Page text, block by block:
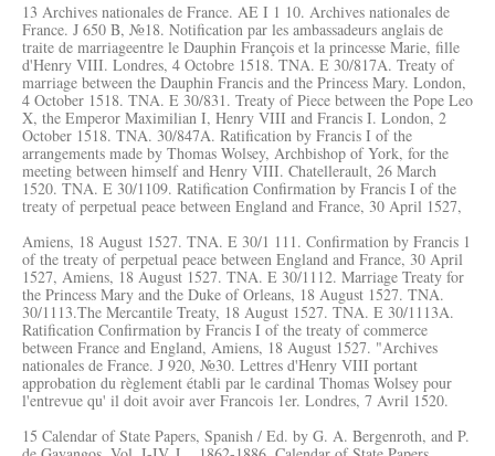
13 Archives nationales de France. AE I 1 10. Archives nationales de
France. J 650 B, №18. Notification par les ambassadeurs anglais de
traite de marriageentre le Dauphin François et la princesse Marie, fille
d'Henry VIII. Londres, 4 Octobre 1518. TNA. E 30/817A. Treaty of
marriage between the Dauphin Francis and the Princess Mary. London,
4 October 1518. TNA. E 30/831. Treaty of Piece between the Pope Leo
X, the Emperor Maximilian I, Henry VIII and Francis I. London, 2
October 1518. TNA. 30/847A. Ratification by Francis I of the
arrangements made by Thomas Wolsey, Archbishop of York, for the
meeting between himself and Henry VIII. Chatellerault, 26 March
1520. TNA. E 30/1109. Ratification Confirmation by Francis I of the
treaty of perpetual peace between England and France, 30 April 1527,
Amiens, 18 August 1527. TNA. E 30/1 111. Confirmation by Francis 1
of the treaty of perpetual peace between England and France, 30 April
1527, Amiens, 18 August 1527. TNA. E 30/1112. Marriage Treaty for
the Princess Mary and the Duke of Orleans, 18 August 1527. TNA.
30/1113.The Mercantile Treaty, 18 August 1527. TNA. E 30/1113A.
Ratification Confirmation by Francis I of the treaty of commerce
between France and England, Amiens, 18 August 1527. "Archives
nationales de France. J 920, №30. Lettres d'Henry VIII portant
approbation du règlement établi par le cardinal Thomas Wolsey pour
l'entrevue qu' il doit avoir aver Francois 1er. Londres, 7 Avril 1520.
15 Calendar of State Papers, Spanish / Ed. by G. A. Bergenroth, and P.